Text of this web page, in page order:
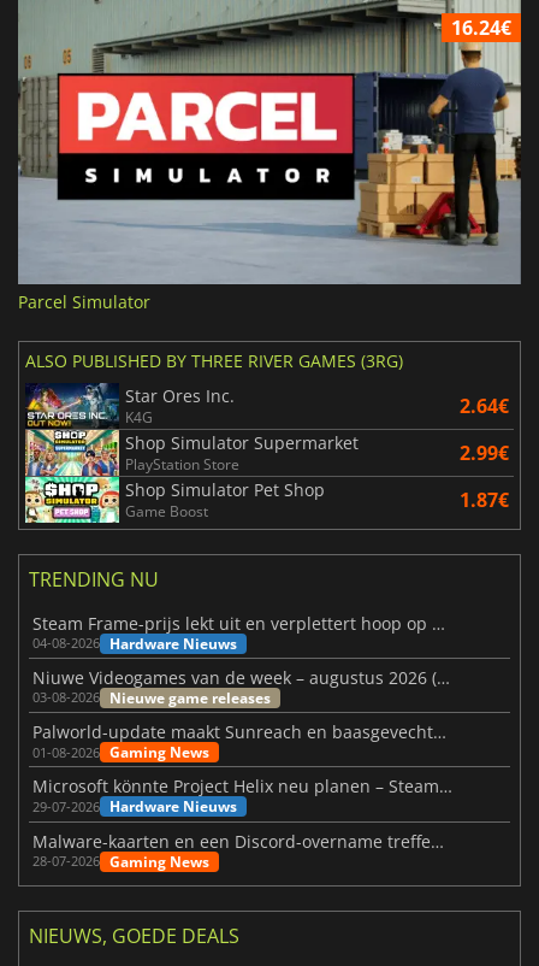
16.24€
Parcel Simulator
ALSO PUBLISHED BY THREE RIVER GAMES (3RG)
Star Ores Inc.
K4G 2.64€
Shop Simulator Supermarket
PlayStation Store 2.99€
Shop Simulator Pet Shop
Game Boost 1.87€
TRENDING NU
Steam Frame-prijs lekt uit en verplettert hoop op betaalbare VR
04-08-2026 Hardware Nieuws
Niuwe Videogames van de week – augustus 2026 (week 32)
03-08-2026 Nieuwe game releases
Palworld-update maakt Sunreach en baasgevechten stabieler
01-08-2026 Gaming News
Microsoft könnte Project Helix neu planen – Steam-Support wackelt
29-07-2026 Hardware Nieuws
Malware-kaarten en een Discord-overname treffen Meccha Chameleon
28-07-2026 Gaming News
NIEUWS, GOEDE DEALS